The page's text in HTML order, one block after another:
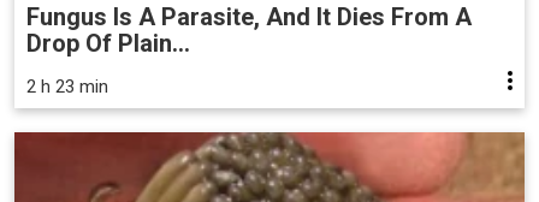
Fungus Is A Parasite, And It Dies From A
Drop Of Plain...
2 h 23 min